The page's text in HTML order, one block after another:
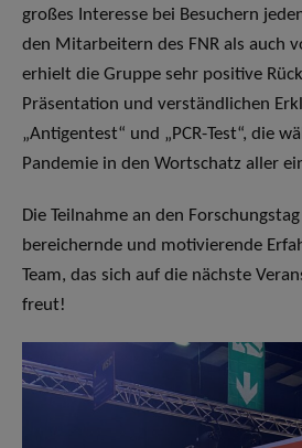
großes Interesse bei Besuchern
den Mitarbeitern des FNR als auch
erhielt die Gruppe sehr positive
Präsentation und verständlichen
„Antigentest“ und „PCR-Test“, die
Pandemie in den Wortschatz aller
Die Teilnahme an den
bereichernde und motivierende
Team, das sich auf die nächste
freut!